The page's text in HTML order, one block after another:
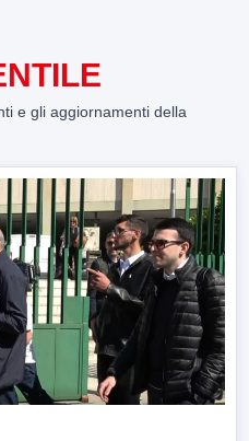
e gli aggiornamenti della